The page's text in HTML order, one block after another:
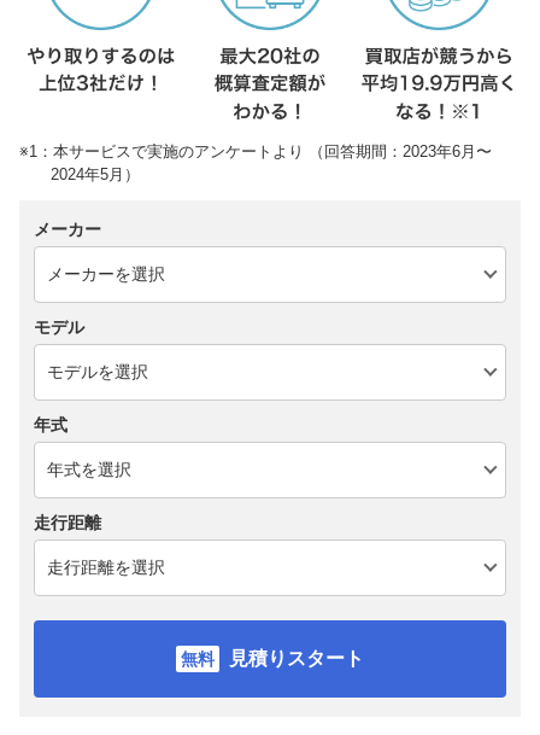
※1：本サービスで実施のアンケートより （回答期間：2023年6月〜
2024年5月）
メーカー
モデル
年式
走行距離
見積りスタート